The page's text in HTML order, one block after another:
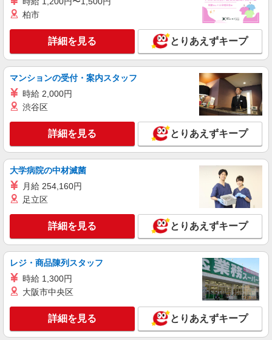
詳細を見る
パート
株式会社HITOWA フードサービスカンパニー
福祉施設での調理補助【アルバイト・パート】
します。 ※AP評価制度：あり 年1回の評価によ
り時給を見直します。 ※アルバイト賞与（寸
志）：あり 年2回。勤続年数により金額UP。
尚和緑寿 （東京都西東京市新町1-11-25）
詳細を見る
正社員
株式会社HITOWA フードサービスカンパニー
月給23万円〜26万円 ※給与は経験や前職給与
に応じて決定します。 賞与年2回
尚和緑寿 （東京都西東京市新町1-11-25）
キープ 詳細を見る
アルバイト パート
ピザハット 西東京富士町店
ピザハットデリバリースタッフ（配達員）
時給1,260円以上 平日 時給1,260円以上 土日・
柏市
詳細を見る とりあえずキープ
マンションの受付・案内スタッフ
時給 2,000円
渋谷区
詳細を見る とりあえずキープ
大学病院の中材滅菌
月給 254,160円
足立区
詳細を見る とりあえずキープ
レジ・商品陳列スタッフ
時給 1,300円
大阪市中央区
詳細を見る とりあえずキープ